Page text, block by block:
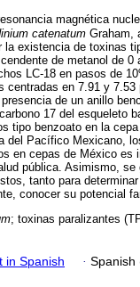
magnética
catenatum Graham,
la existencia de toxinas
de metanol de 0
LC-18 en pasos de
centradas en 7.91 y
de un anillo
17 del esqueleto
tipo benzoato en la
del Pacífico Mexicano,
en cepas de México es
pública. Asimismo, se
tanto para
conocer su potencial
; toxinas paralizantes
in Spanish · Spanish